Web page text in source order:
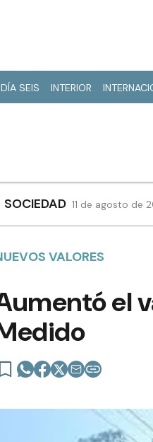
DÍA SEIS INTERIOR
SOCIEDAD 11 de agosto de
VALORES
el